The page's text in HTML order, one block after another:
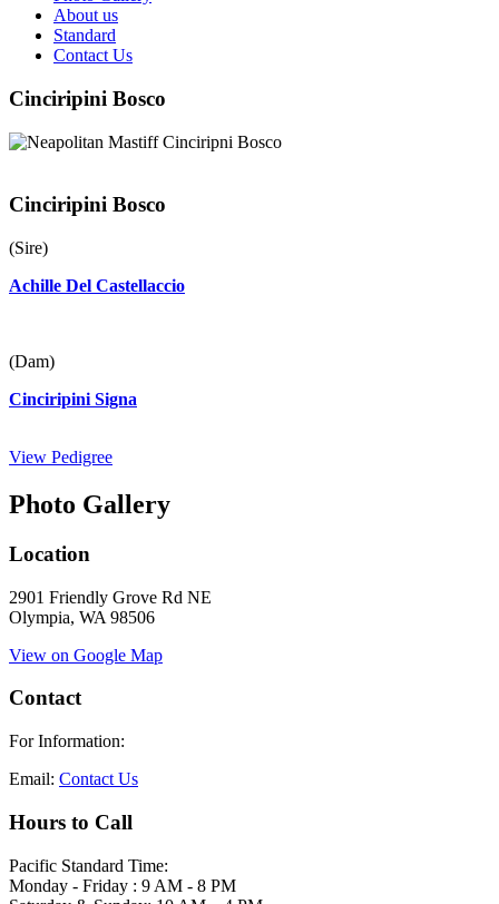
About us
Standard
Contact Us
Cinciripini Bosco
Cinciripini Bosco
(Sire)
Achille Del Castellaccio
(Dam)
Cinciripini Signa
View Pedigree
Photo Gallery
Location
2901 Friendly Grove Rd NE
Olympia, WA 98506
View on Google Map
Contact
For Information:
Email: Contact Us
Hours to Call
Pacific Standard Time:
Monday - Friday : 9 AM - 8 PM